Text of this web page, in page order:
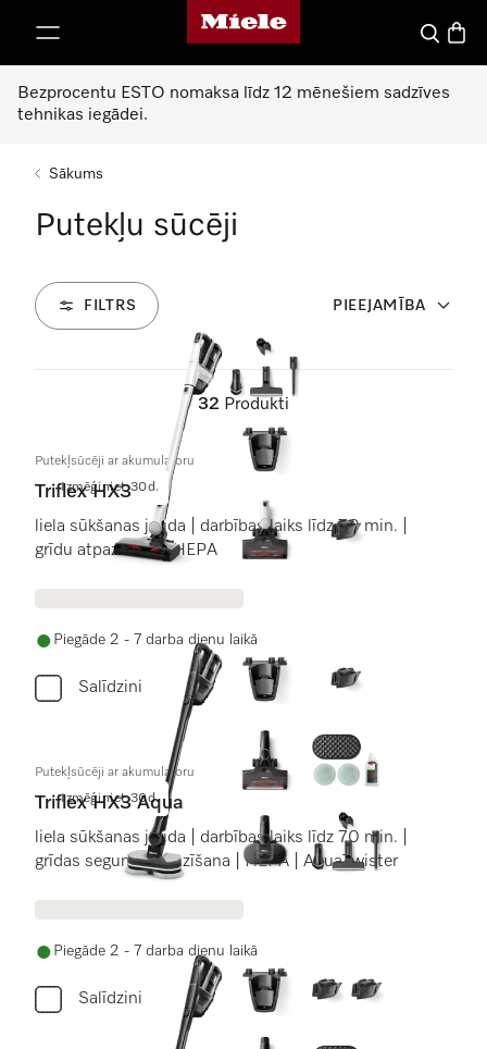
Miele mājas lapa
Bezprocentu ESTO nomaksa līdz 12 mēnešiem sadzīves
tehnikas iegādei.
Sākums
Putekļu sūcēji
FILTRS PIEEJAMĪBA
32 Produkti
Izmēģiniet 30d.
Putekļsūcēji ar akumulatoru
Triflex HX3
liela sūkšanas jauda | darbības laiks līdz 70 min. |
grīdu atpazīšana | HEPA
Piegāde 2 - 7 darba dienu laikā
Salīdzini
Izmēģiniet 30d.
Putekļsūcēji ar akumulatoru
Triflex HX3 Aqua
liela sūkšanas jauda | darbības laiks līdz 70 min. |
grīdas seguma atpazīšana | HEPA | AquaTwister
Piegāde 2 - 7 darba dienu laikā
Salīdzini